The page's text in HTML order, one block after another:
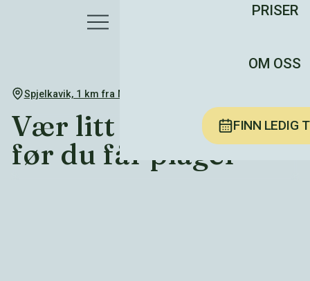
PRISER
OM OSS
FINN LEDIG
Spjelkavik, 1 km fra Moa
Vær litt fremmi skoa
før du får plager